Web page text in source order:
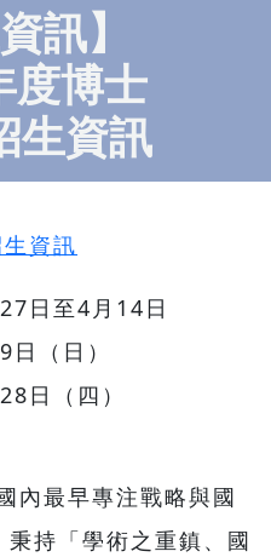
訊】
度博士
生資訊
資訊
日至4月14日
（日）
日（四）
內最早專注戰略與國
持「學術之重鎮、國